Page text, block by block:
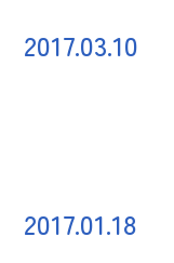
2017.03.10
2017.01.18